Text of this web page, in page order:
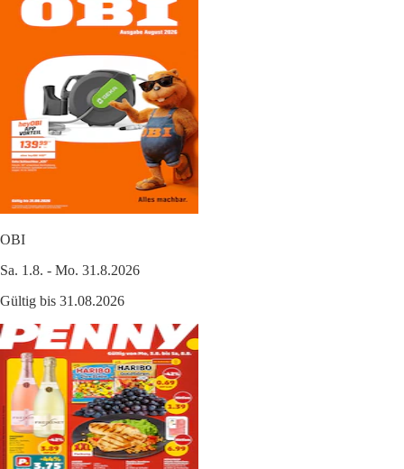
OBI
Sa. 1.8. - Mo. 31.8.2026
Gültig bis 31.08.2026